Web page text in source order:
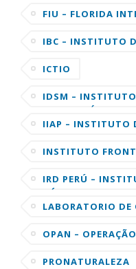
FIU – FLORIDA
IBC – INSTITUTO
ICTIO
IDSM –
SUSTENTÁVEL
IIAP – INSTITUTO
INSTITUTO
IRD PERÚ –
DÉVELOPPEMENT
LABORATORIO
OPAN –
PRONATURALEZA